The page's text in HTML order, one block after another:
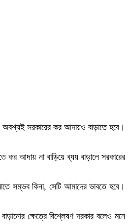
অবশ্যই সরকারের কর আদায়ও বাড়াতে হবে।
আদায় না বাড়িয়ে ব্যয় বাড়ালে সরকারের
সম্ভব কিনা, সেটি আমাদের ভাবতে হবে।
ক্ষেত্রে বিশ্লেষণ দরকার বলেও মনে